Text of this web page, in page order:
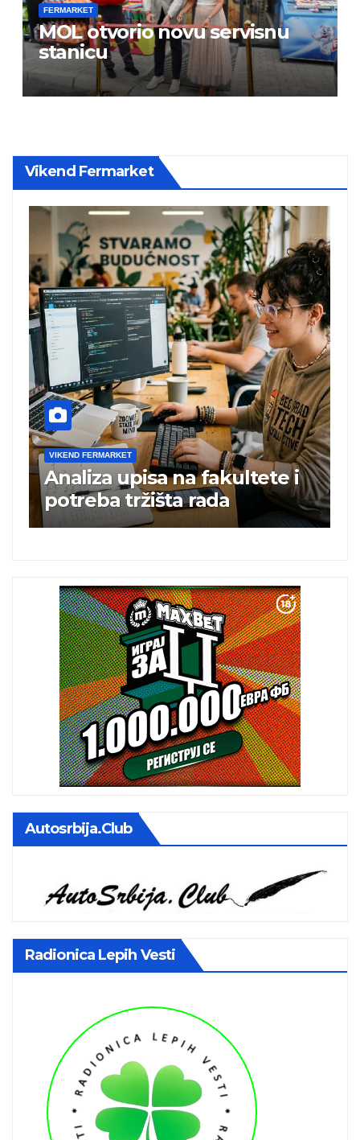
FERMARKET
MOL otvorio novu servisnu
stanicu
Vikend Fermarket
i
VIKEND FERMARKET
Charli xcx postala prva
britanska pevačica sa dva
albuma na prvom mestu u
Autosrbija.club
Radionica Lepih Vesti